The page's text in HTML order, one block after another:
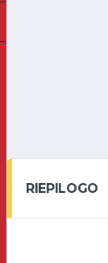
RIEPILOGO